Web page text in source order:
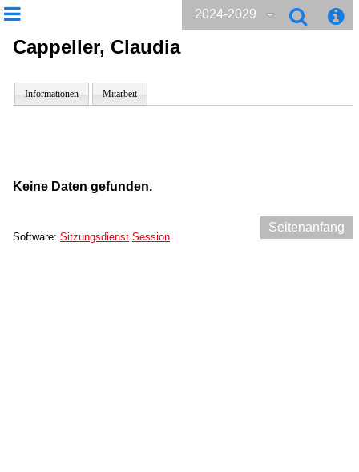
2024-2029
Cappeller, Claudia
Informationen Mitarbeit
Keine Daten gefunden.
Seitenanfang
Software: Sitzungsdienst Session